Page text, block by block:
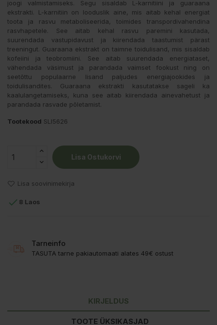
joogi valmistamiseks. Segu sisaldab L-karnitiini ja guaraana
ekstrakti. L-karnitiin on looduslik aine, mis aitab kehal energiat
toota ja rasvu metaboliseerida, toimides transpordivahendina
rasvhapetele. See aitab kehal rasvu paremini kasutada,
suurendada vastupidavust ja kiirendada taastumist pärast
treeningut. Guaraana ekstrakt on taimne toidulisand, mis sisaldab
kofeiini ja teobromiini. See aitab suurendada energiataset,
vähendada väsimust ja parandada vaimset fookust ning on
seetõttu populaarne lisand paljudes energiajookides ja
toidulisandites. Guaraana ekstrakti kasutatakse sageli ka
kaalulangetamiseks, kuna see aitab kiirendada ainevahetust ja
parandada rasvade põletamist.
Tootekood SLI5626
Lisa Ostukorvi
Lisa soovinimekirja
 8 Laos
Tarneinfo
TASUTA tarne pakiautomaati alates 49€ ostust
KIRJELDUS
TOOTE ÜKSIKASJAD